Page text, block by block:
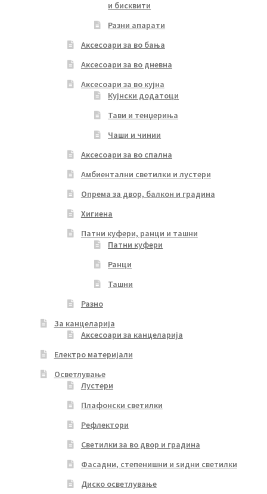
и бисквити
Разни апарати
Аксесоари за во бања
Аксесоари за во дневна
Аксесоари за во кујна
Кујнски додатоци
Тави и тенџериња
Чаши и чинии
Аксесоари за во спална
Амбиентални светилки и лустери
Опрема за двор, балкон и градина
Хигиена
Патни куфери, ранци и ташни
Патни куфери
Ранци
Ташни
Разно
За канцеларија
Аксесоари за канцеларија
Електро материјали
Осветлување
Лустери
Плафонски светилки
Рефлектори
Светилки за во двор и градина
Фасадни, степенишни и ѕидни светилки
Диско осветлување